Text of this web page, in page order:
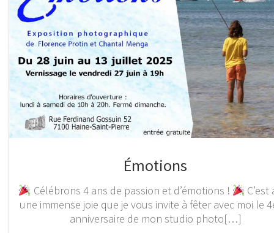
Émotions
Célébrons 4 ans de passion et d’émotions !
C’est
une immense joie que je vous invite à fêter avec moi le
anniversaire de mon studio photo[…]